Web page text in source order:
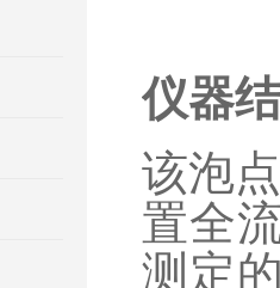
仪器
该泡
置全
测定